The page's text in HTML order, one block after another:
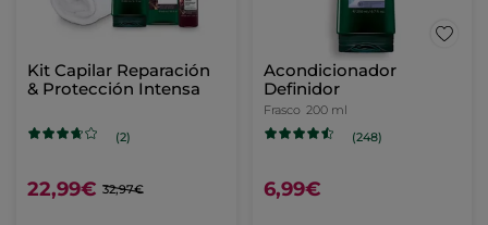
Kit Capilar Reparación
& Protección Intensa
(2)
22,99€ 32,97€
Acondicionador
Definidor
Frasco 200 ml
(248)
6,99€